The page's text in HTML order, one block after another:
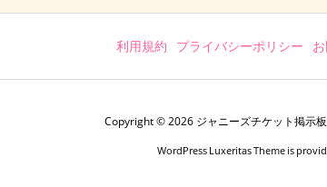
利用規約 プライバシーポリシー
Copyright ©2026 ジャニーズチケット掲示
WordPress Luxeritas Theme is